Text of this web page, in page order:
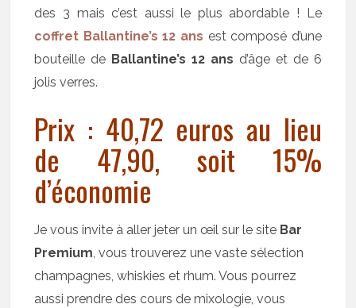
des 3 mais c’est aussi le plus abordable ! Le
coffret Ballantine’s 12 ans est composé d’une
bouteille de Ballantine’s 12 ans d’âge et de 6
jolis verres.
Prix : 40,72 euros au lieu
de 47,90, soit 15%
d’économie
Je vous invite à aller jeter un œil sur le site Bar
Premium, vous trouverez une vaste sélection
champagnes, whiskies et rhum. Vous pourrez
aussi prendre des cours de mixologie, vous